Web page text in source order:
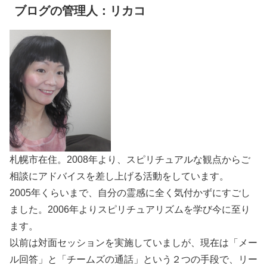
ブログの管理人：リカコ
札幌市在住。2008年より、スピリチュアルな観点からご
相談にアドバイスを差し上げる活動をしています。
2005年くらいまで、自分の霊感に全く気付かずにすごし
ました。2006年よりスピリチュアリズムを学び今に至り
ます。
以前は対面セッションを実施していましが、現在は「メー
ル回答」と「チームズの通話」という２つの手段で、リー